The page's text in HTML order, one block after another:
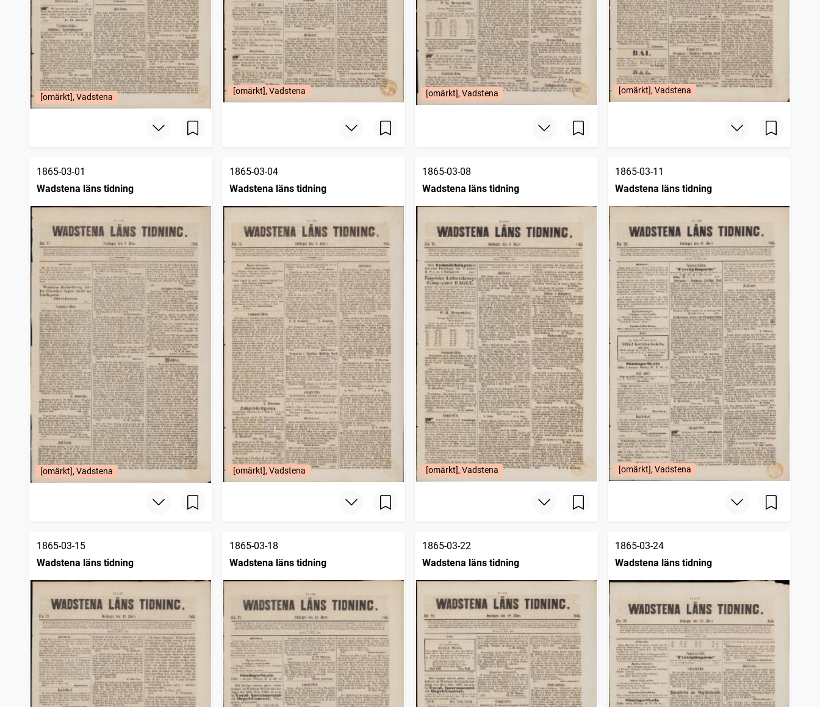
[omärkt], Vadstena
[omärkt], Vadstena [omärkt], Vadstena [omärkt], Vadstena
1865-03-01
Wadstena läns tidning
[omärkt], Vadstena
1865-03-04
Wadstena läns tidning
[omärkt], Vadstena
1865-03-08
Wadstena läns tidning
[omärkt], Vadstena
1865-03-11
Wadstena läns tidning
[omärkt], Vadstena
1865-03-15
Wadstena läns tidning
1865-03-18
Wadstena läns tidning
1865-03-22
Wadstena läns tidning
1865-03-24
Wadstena läns tidning